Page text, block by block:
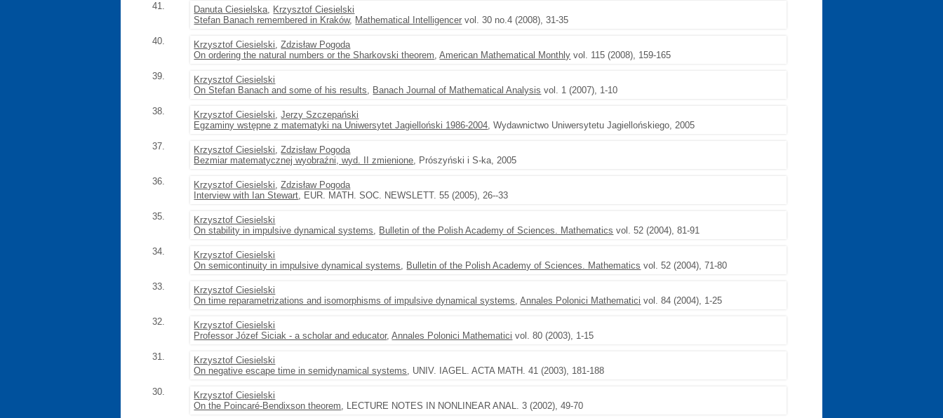
41.
Danuta Ciesielska, Krzysztof Ciesielski
Stefan Banach remembered in Kraków, Mathematical Intelligencer vol. 30 no.4 (2008), 31-35
40.
Krzysztof Ciesielski,Zdzisław Pogoda
On ordering the natural numbers or the Sharkovski theorem,American Mathematical Monthly vol. 115 (2008), 159-165
39.
Krzysztof Ciesielski
On Stefan Banach and some of his results, Banach Journal of Mathematical Analysis vol. 1 (2007), 1-10
38.
Krzysztof Ciesielski,Jerzy Szczepański
Egzaminy wstępne z matematyki na Uniwersytet Jagielloński 1986-2004, Wydawnictwo Uniwersytetu Jagiellońskiego, 2005
37.
Krzysztof Ciesielski,Zdzisław Pogoda
Bezmiar matematycznej wyobraźni, wyd. II zmienione, Prószyński i S-ka, 2005
36.
Krzysztof Ciesielski,Zdzisław Pogoda
Interview with Ian Stewart, EUR. MATH. SOC. NEWSLETT. 55 (2005), 26--33
35.
Krzysztof Ciesielski
On stability in impulsive dynamical systems, Bulletin of the Polish Academy of Sciences. Mathematics vol. 52 (2004), 81-91
34.
Krzysztof Ciesielski
On semicontinuity in impulsive dynamical systems, Bulletin of the Polish Academy of Sciences. Mathematics vol. 52 (2004), 71-80
33.
Krzysztof Ciesielski
On time reparametrizations and isomorphisms of impulsive dynamical systems,Annales Polonici Mathematici vol. 84 (2004), 1-25
32.
Krzysztof Ciesielski
Professor Józef Siciak - a scholar and educator,Annales Polonici Mathematici vol. 80 (2003), 1-15
31.
Krzysztof Ciesielski
On negative escape time in semidynamical systems, UNIV. IAGEL. ACTA MATH. 41 (2003), 181-188
30.
Krzysztof Ciesielski
On the Poincaré-Bendixson theorem, LECTURE NOTES IN NONLINEAR ANAL. 3 (2002), 49-70